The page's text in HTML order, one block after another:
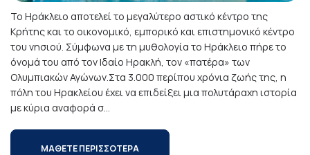
Το Ηράκλειο αποτελεί το μεγαλύτερο αστικό κέντρο της
Κρήτης και το οικονομικό, εμπορικό και επιστημονικό κέντρο
του νησιού. Σύμφωνα με τη μυθολογία το Ηράκλειο πήρε το
όνομά του από τον Ιδαίο Ηρακλή, τον «πατέρα» των
Ολυμπιακών Αγώνων.Στα 3.000 περίπου χρόνια ζωής της, η
πόλη του Ηρακλείου έχει να επιδείξει μια πολυτάραχη ιστορία
με κύρια αναφορά σ...
ΜΑΘΕΤΕ ΠΕΡΙΣΣΟΤΕΡΑ